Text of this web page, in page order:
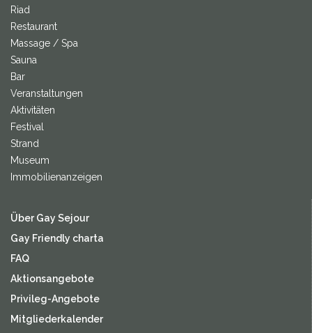
Riad
Restaurant
Massage / Spa
Sauna
Bar
Veranstaltungen
Aktivitäten
Festival
Strand
Museum
Immobilienanzeigen
Über Gay Sejour
Gay Friendly charta
FAQ
Aktionsangebote
Privileg-Angebote
Mitgliederkalender